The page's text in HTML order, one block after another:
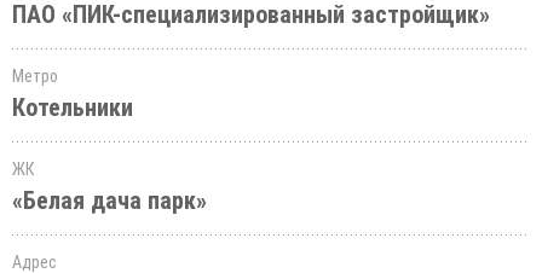
ПАО «ПИК-специализированный застройщик»
Метро
Котельники
ЖК
«Белая дача парк»
Адрес